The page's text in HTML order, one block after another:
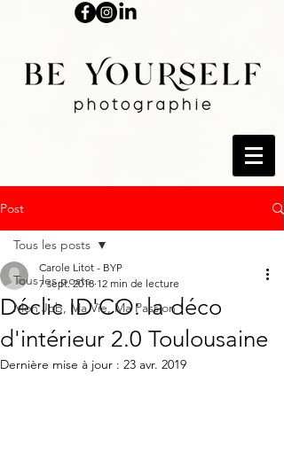
Post
Tous les posts
Mon Job, Ma Vie, Ma Passion !
Tous les posts
Déclic ID'CO: la déco
d'intérieur 2.0 Toulousaine
Carole Litot - BYP
7 sept. 2018 12 min de lecture
Dernière mise à jour : 23 avr. 2019